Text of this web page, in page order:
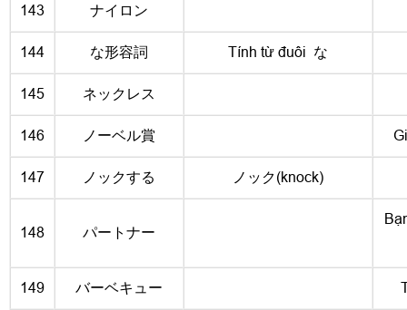
143 ナイロン
144 な形容詞 Tính từ đuôi な
145 ネックレス
146 ノーベル賞
147 ノックする ノック(knock)
148 パートナー
149 バーベキュー